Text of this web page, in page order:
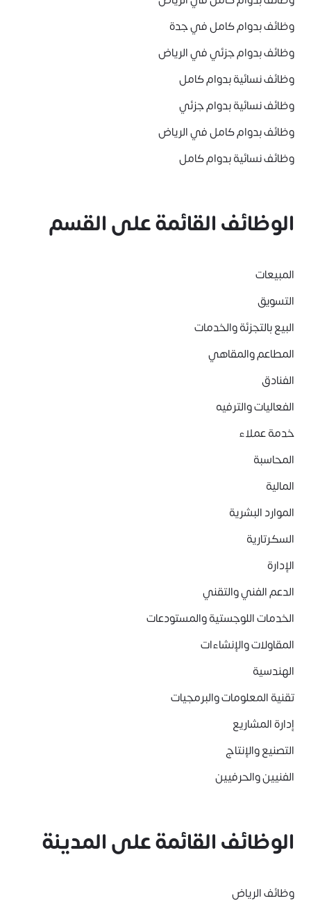
وظائف بدوام كامل في جدة
وظائف بدوام جزئي في الرياض
وظائف نسائية بدوام كامل
وظائف نسائية بدوام جزئي
وظائف بدوام كامل في الرياض
وظائف نسائية بدوام كامل
الوظائف القائمة على القسم
المبيعات
التسويق
البيع بالتجزئة والخدمات
المطاعم والمقاهي
الفنادق
الفعاليات والترفيه
خدمة عملاء
المحاسبة
المالية
الموارد البشرية
السكرتارية
الإدارة
الدعم الفني والتقني
الخدمات اللوجستية والمستودعات
المقاولات والإنشاءات
الهندسية
تقنية المعلومات والبرمجيات
إدارة المشاريع
التصنيع والإنتاج
الفنيين والحرفيين
الوظائف القائمة على المدينة
وظائف الرياض